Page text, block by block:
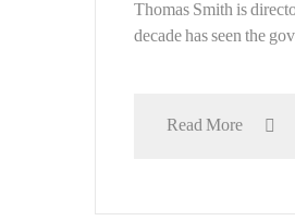
Thomas Smith is
decade has seen the
Read More